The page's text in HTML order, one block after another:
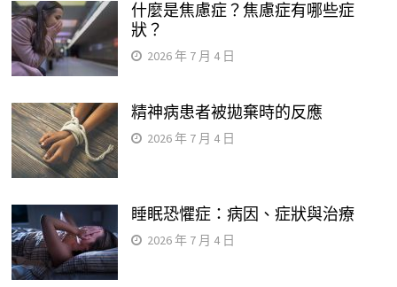
什麼是焦慮症？焦慮症有哪些症
狀？
2026 年 7 月 4 日
精神病患者被拋棄時的反應
2026 年 7 月 4 日
睡眠恐懼症：病因、症狀與治療
2026 年 7 月 4 日